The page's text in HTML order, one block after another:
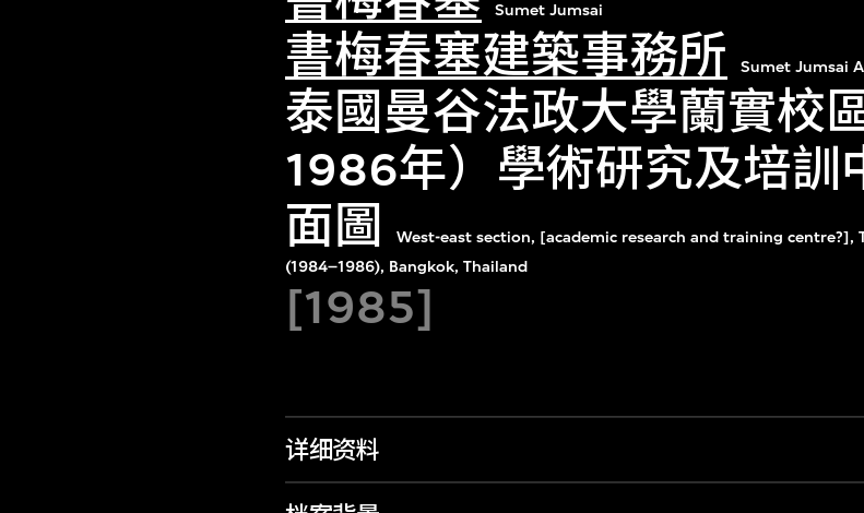
Sumet Jumsai
書梅春塞建築事務所 Sumet Jumsai
泰國曼谷法政大學蘭實校
1986年）學術研究及培訓
面圖
West-east section, [academic research and training centre?],
(1984–1986), Bangkok, Thailand
[1985]
详细资料